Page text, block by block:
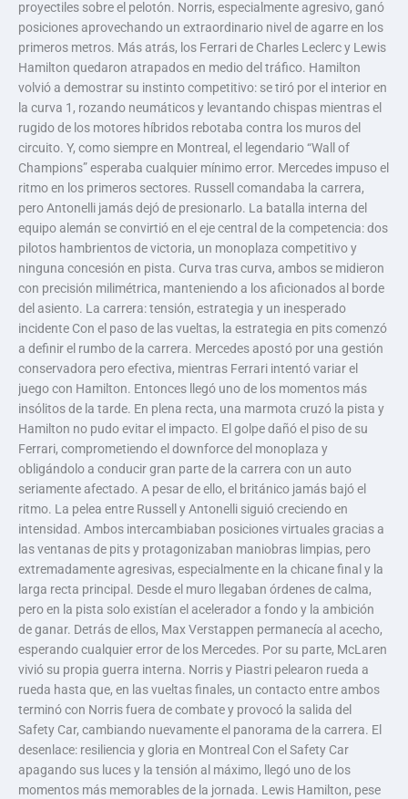
proyectiles sobre el pelotón. Norris, especialmente agresivo, ganó
posiciones aprovechando un extraordinario nivel de agarre en los
primeros metros. Más atrás, los Ferrari de Charles Leclerc y Lewis
Hamilton quedaron atrapados en medio del tráfico. Hamilton
volvió a demostrar su instinto competitivo: se tiró por el interior en
la curva 1, rozando neumáticos y levantando chispas mientras el
rugido de los motores híbridos rebotaba contra los muros del
circuito. Y, como siempre en Montreal, el legendario “Wall of
Champions” esperaba cualquier mínimo error. Mercedes impuso el
ritmo en los primeros sectores. Russell comandaba la carrera,
pero Antonelli jamás dejó de presionarlo. La batalla interna del
equipo alemán se convirtió en el eje central de la competencia: dos
pilotos hambrientos de victoria, un monoplaza competitivo y
ninguna concesión en pista. Curva tras curva, ambos se midieron
con precisión milimétrica, manteniendo a los aficionados al borde
del asiento. La carrera: tensión, estrategia y un inesperado
incidente Con el paso de las vueltas, la estrategia en pits comenzó
a definir el rumbo de la carrera. Mercedes apostó por una gestión
conservadora pero efectiva, mientras Ferrari intentó variar el
juego con Hamilton. Entonces llegó uno de los momentos más
insólitos de la tarde. En plena recta, una marmota cruzó la pista y
Hamilton no pudo evitar el impacto. El golpe dañó el piso de su
Ferrari, comprometiendo el downforce del monoplaza y
obligándolo a conducir gran parte de la carrera con un auto
seriamente afectado. A pesar de ello, el británico jamás bajó el
ritmo. La pelea entre Russell y Antonelli siguió creciendo en
intensidad. Ambos intercambiaban posiciones virtuales gracias a
las ventanas de pits y protagonizaban maniobras limpias, pero
extremadamente agresivas, especialmente en la chicane final y la
larga recta principal. Desde el muro llegaban órdenes de calma,
pero en la pista solo existían el acelerador a fondo y la ambición
de ganar. Detrás de ellos, Max Verstappen permanecía al acecho,
esperando cualquier error de los Mercedes. Por su parte, McLaren
vivió su propia guerra interna. Norris y Piastri pelearon rueda a
rueda hasta que, en las vueltas finales, un contacto entre ambos
terminó con Norris fuera de combate y provocó la salida del
Safety Car, cambiando nuevamente el panorama de la carrera. El
desenlace: resiliencia y gloria en Montreal Con el Safety Car
apagando sus luces y la tensión al máximo, llegó uno de los
momentos más memorables de la jornada. Lewis Hamilton, pese